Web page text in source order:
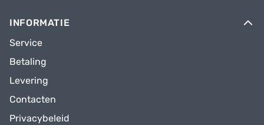
INFORMATIE
Service
Betaling
Levering
Contacten
Privacybeleid